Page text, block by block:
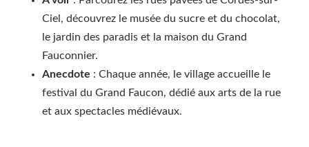
Ciel, découvrez le musée du sucre et du chocolat,
le jardin des paradis et la maison du Grand
Fauconnier.
Anecdote : Chaque année, le village accueille le
festival du Grand Faucon, dédié aux arts de la rue
et aux spectacles médiévaux.